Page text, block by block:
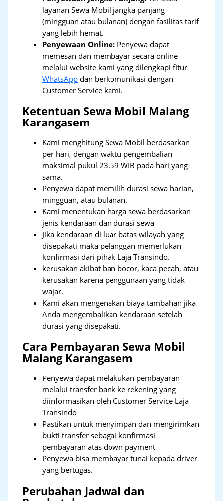
layanan Sewa Mobil jangka panjang
(mingguan atau bulanan) dengan fasilitas tarif
yang lebih hemat.
Penyewaan Online: Penyewa dapat
memesan dan membayar secara online
melalui website kami yang dilengkapi fitur
WhatsApp dan berkomunikasi dengan
Customer Service kami.
Ketentuan Sewa Mobil Malang
Karangasem
Kami menghitung Sewa Mobil berdasarkan
per hari, dengan waktu pengembalian
maksimal pukul 23.59 WIB pada hari yang
sama.
Penyewa dapat memilih durasi sewa harian,
mingguan, atau bulanan.
Kami menentukan harga sewa berdasarkan
jenis kendaraan dan durasi sewa
Jika kendaraan di luar batas wilayah yang
disepakati maka pelanggan memerlukan
konfirmasi dari pihak Laja Transindo.
kerusakan akibat ban bocor, kaca pecah, atau
kerusakan karena penggunaan yang tidak
wajar.
Kami akan mengenakan biaya tambahan jika
Anda mengembalikan kendaraan setelah
durasi yang disepakati.
Cara Pembayaran Sewa Mobil
Malang Karangasem
Penyewa dapat melakukan pembayaran
melalui transfer bank ke rekening yang
diinformasikan oleh Customer Service Laja
Transindo
Pastikan untuk menyimpan dan mengirimkan
bukti transfer sebagai konfirmasi
pembayaran atas down payment
Penyewa bisa membayar tunai kepada driver
yang bertugas.
Perubahan Jadwal dan